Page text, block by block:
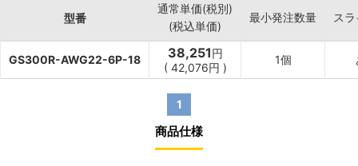
型番
通常単価(税別)
(税込単価)
最小発注数量 ス
GS300R-AWG22-6P-18 38,251円
( 42,076円 )
1個
1
商品仕様